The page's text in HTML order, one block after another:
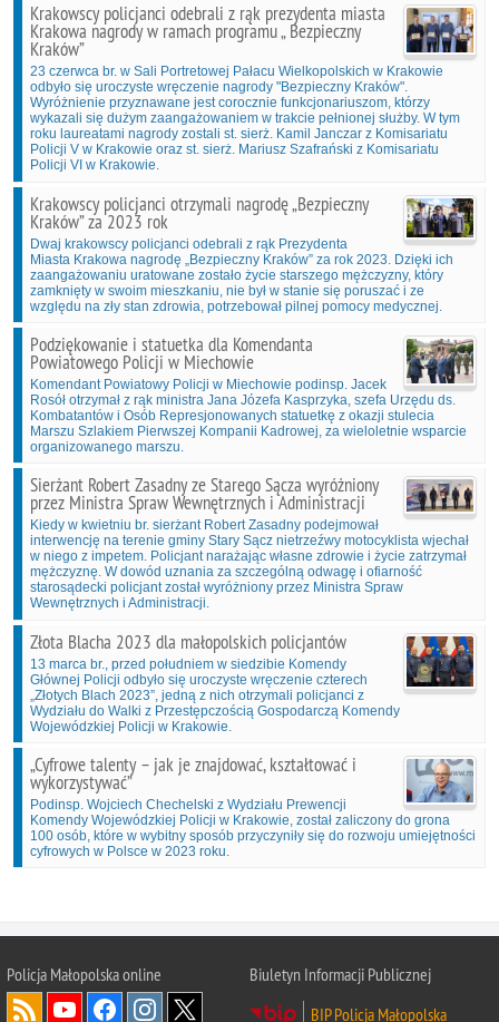
Krakowscy policjanci odebrali z rąk prezydenta miasta
Krakowa nagrody w ramach programu „ Bezpieczny
Kraków”
23 czerwca br. w Sali Portretowej Pałacu Wielkopolskich w Krakowie
odbyło się uroczyste wręczenie nagrody "Bezpieczny Kraków".
Wyróżnienie przyznawane jest corocznie funkcjonariuszom, którzy
wykazali się dużym zaangażowaniem w trakcie pełnionej służby. W tym
roku laureatami nagrody zostali st. sierż. Kamil Janczar z Komisariatu
Policji V w Krakowie oraz st. sierż. Mariusz Szafrański z Komisariatu
Policji VI w Krakowie.
Krakowscy policjanci otrzymali nagrodę „Bezpieczny
Kraków” za 2023 rok
Dwaj krakowscy policjanci odebrali z rąk Prezydenta
Miasta Krakowa nagrodę „Bezpieczny Kraków” za rok 2023. Dzięki ich
zaangażowaniu uratowane zostało życie starszego mężczyzny, który
zamknięty w swoim mieszkaniu, nie był w stanie się poruszać i ze
względu na zły stan zdrowia, potrzebował pilnej pomocy medycznej.
Podziękowanie i statuetka dla Komendanta
Powiatowego Policji w Miechowie
Komendant Powiatowy Policji w Miechowie podinsp. Jacek
Rosół otrzymał z rąk ministra Jana Józefa Kasprzyka, szefa Urzędu ds.
Kombatantów i Osób Represjonowanych statuetkę z okazji stulecia
Marszu Szlakiem Pierwszej Kompanii Kadrowej, za wieloletnie wsparcie
organizowanego marszu.
Sierżant Robert Zasadny ze Starego Sącza wyróżniony
przez Ministra Spraw Wewnętrznych i Administracji
Kiedy w kwietniu br. sierżant Robert Zasadny podejmował
interwencję na terenie gminy Stary Sącz nietrzeźwy motocyklista wjechał
w niego z impetem. Policjant narażając własne zdrowie i życie zatrzymał
mężczyznę. W dowód uznania za szczególną odwagę i ofiarność
starosądecki policjant został wyróżniony przez Ministra Spraw
Wewnętrznych i Administracji.
Złota Blacha 2023 dla małopolskich policjantów
13 marca br., przed południem w siedzibie Komendy
Głównej Policji odbyło się uroczyste wręczenie czterech
„Złotych Blach 2023”, jedną z nich otrzymali policjanci z
Wydziału do Walki z Przestępczością Gospodarczą Komendy
Wojewódzkiej Policji w Krakowie.
„Cyfrowe talenty – jak je znajdować, kształtować i
wykorzystywać”
Podinsp. Wojciech Chechelski z Wydziału Prewencji
Komendy Wojewódzkiej Policji w Krakowie, został zaliczony do grona
100 osób, które w wybitny sposób przyczyniły się do rozwoju umiejętności
cyfrowych w Polsce w 2023 roku.
Policja Małopolska online
Biuletyn Informacji Publicznej
BIP Policja Małopolska